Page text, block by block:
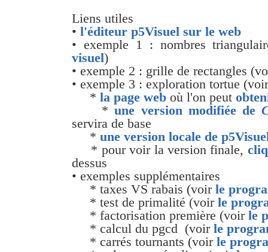
Liens utiles
• l'éditeur p5Visuel sur le web
• exemple 1 : nombres
visuel)
• exemple 2 : grille de rectangles
• exemple 3 : exploration tortue
* la page web où l'on peut
*une version modifiée de
servira de base
* une version locale de
* pour voir la version finale,
dessus
• exemples supplémentaires
* taxes VS rabais (voir le
* test de primalité (voir le
* factorisation première (voir le
* calcul du pgcd (voir le
* carrés tournants (voir le